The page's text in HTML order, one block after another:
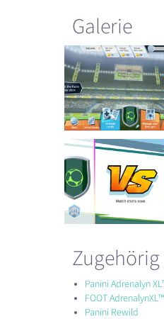
Galerie
Zugehörig
Panini Adrenalyn
FOOT
Panini Rewild